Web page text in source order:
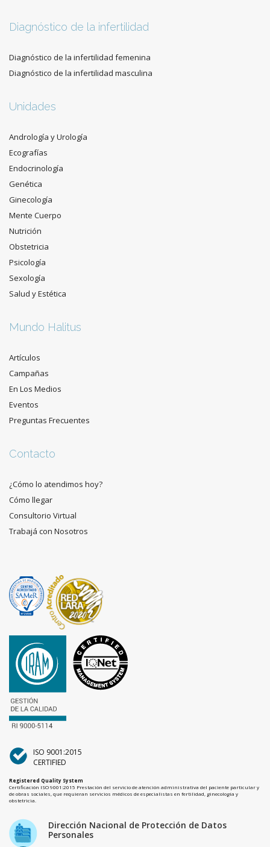
Diagnóstico de la infertilidad
Diagnóstico de la infertilidad femenina
Diagnóstico de la infertilidad masculina
Unidades
Andrología y Urología
Ecografías
Endocrinología
Genética
Ginecología
Mente Cuerpo
Nutrición
Obstetricia
Psicología
Sexología
Salud y Estética
Mundo Halitus
Artículos
Campañas
En Los Medios
Eventos
Preguntas Frecuentes
Contacto
¿Cómo lo atendimos hoy?
Cómo llegar
Consultorio Virtual
Trabajá con Nosotros
ISO 9001:2015
CERTIFIED
Registered Quality System
Certificación ISO 9001:2015 Prestación del servicio de atención administrativa del paciente particular y
de obras sociales, que requieran servicios médicos de especialistas en fertilidad, ginecología y
obstetricia.
Dirección Nacional de Protección de Datos
Personales